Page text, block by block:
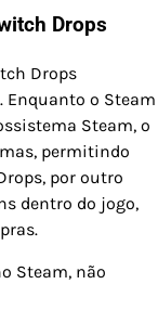
Drops
Drops
o Steam
Steam, o
permitindo
por outro
dentro do jogo,
Steam, não